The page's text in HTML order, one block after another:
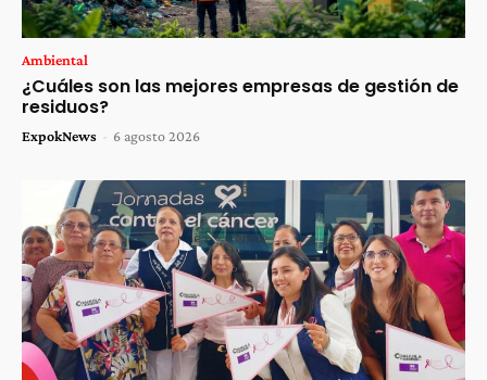
Ambiental
¿Cuáles son las mejores empresas de gestión de
residuos?
ExpokNews - 6 agosto 2026